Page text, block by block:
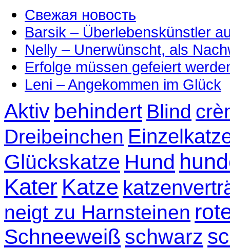
Свежая новость
Barsik – Überlebenskünstler
Nelly – Unerwünscht, als
Erfolge müssen gefeiert
Leni – Angekommen im Glück
Aktiv behindert Blind
Dreibeinchen
Glückskatze Hund
Kater Katze
neigt zu Harnsteinen
Schneeweiß schwarz